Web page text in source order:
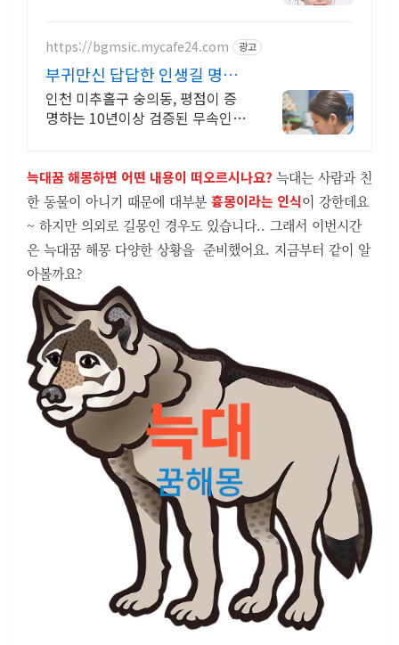
https://bgmsic.mycafe24.com 광고
부귀만신 답답한 인생길 명쾌
한 신점
인천 미추홀구 숭의동, 평점이 증
명하는 10년이상 검증된 무속인,
늑대꿈 해몽하면 어떤 내용이 떠오르시나요? 늑대는 사람과 친
한 동물이 아니기 때문에 대부분 흉몽이라는 인식이 강한데요
~ 하지만 의외로 길몽인 경우도 있습니다.. 그래서 이번시간
은 늑대꿈 해몽 다양한 상황을 준비했어요. 지금부터 같이 알
아볼까요?